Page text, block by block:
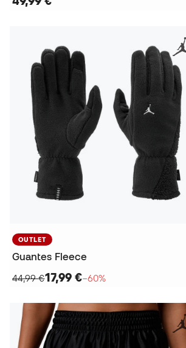
OUTLET
Guantes Fleece
44,99 €17,99 €−60%